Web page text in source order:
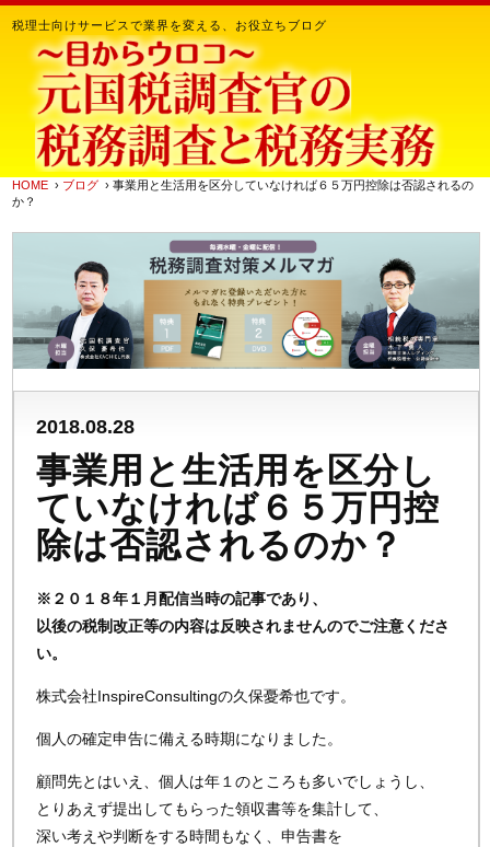
税理士向けサービスで業界を変える、お役立ちブログ
HOME › ブログ › 事業用と生活用を区分していなければ６５万円控除は否認されるの
か？
2018.08.28
事業用と生活用を区分し
ていなければ６５万円控
除は否認されるのか？
※２０１８年１月配信当時の記事であり、
以後の税制改正等の内容は反映されませんのでご注意くださ
い。
株式会社InspireConsultingの久保憂希也です。
個人の確定申告に備える時期になりました。
顧問先とはいえ、個人は年１のところも多いでしょうし、
とりあえず提出してもらった領収書等を集計して、
深い考えや判断をする時間もなく、申告書を